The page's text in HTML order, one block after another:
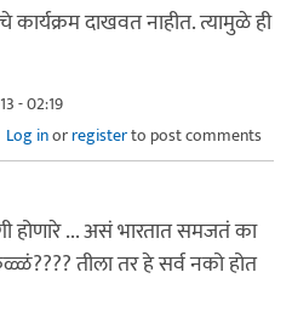
कार्यक्रम दाखवत नाहीत. त्यामुळे ही
- 02:19
Log inorregisterto post comments
... असं भारतात समजतं का
तीला तर हे सर्व नको होत